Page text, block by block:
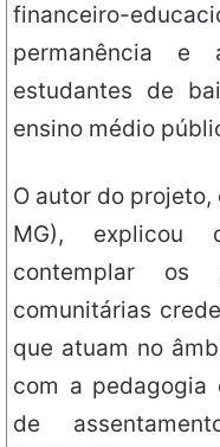
financeiro-
permanência e
estudantes de
ensino médio
O autor do
MG), explicou
contemplar os
comunitárias
que atuam no
com a pedagogia
de